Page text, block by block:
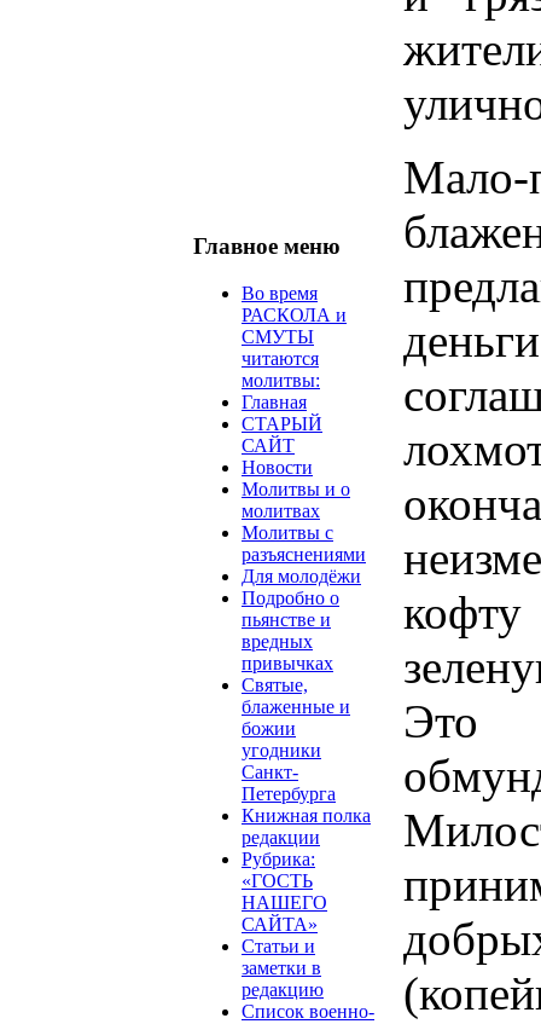
Главное меню
Во время
РАСКОЛА и
СМУТЫ
читаются
молитвы:
Главная
СТАРЫЙ
САЙТ
Новости
Молитвы и о
молитвах
Молитвы с
разъяснениями
Для молодёжи
Подробно о
пьянстве и
вредных
привычках
Святые,
блаженные и
божии
угодники
Санкт-
Петербурга
Книжная полка
редакции
Рубрика:
«ГОСТЬ
НАШЕГО
САЙТА»
Статьи и
заметки в
редакцию
Список военно-
Это